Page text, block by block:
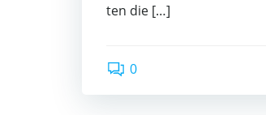
ten die […]
0